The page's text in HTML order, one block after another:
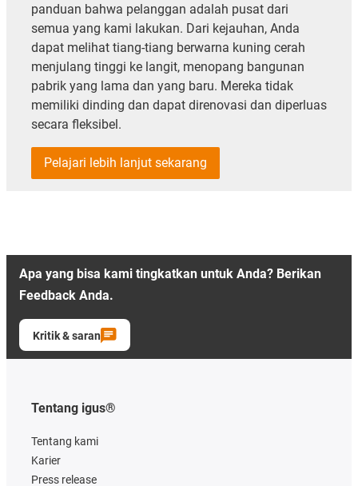
panduan bahwa pelanggan adalah pusat dari
semua yang kami lakukan. Dari kejauhan, Anda
dapat melihat tiang-tiang berwarna kuning cerah
menjulang tinggi ke langit, menopang bangunan
pabrik yang lama dan yang baru. Mereka tidak
memiliki dinding dan dapat direnovasi dan diperluas
secara fleksibel.
Pelajari lebih lanjut sekarang
Apa yang bisa kami tingkatkan untuk Anda? Berikan
Feedback Anda.
Kritik & saran
Tentang igus®
Tentang kami
Karier
Press release